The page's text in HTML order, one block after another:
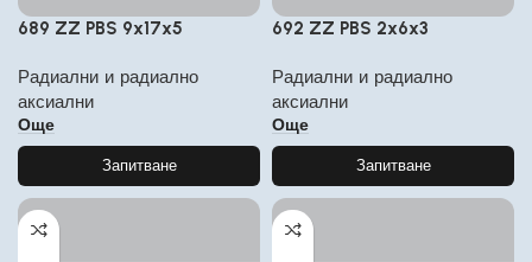
689 ZZ PBS 9x17x5
Радиални и радиално
аксиални
Още
Запитване
692 ZZ PBS 2x6x3
Радиални и радиално
аксиални
Още
Запитване